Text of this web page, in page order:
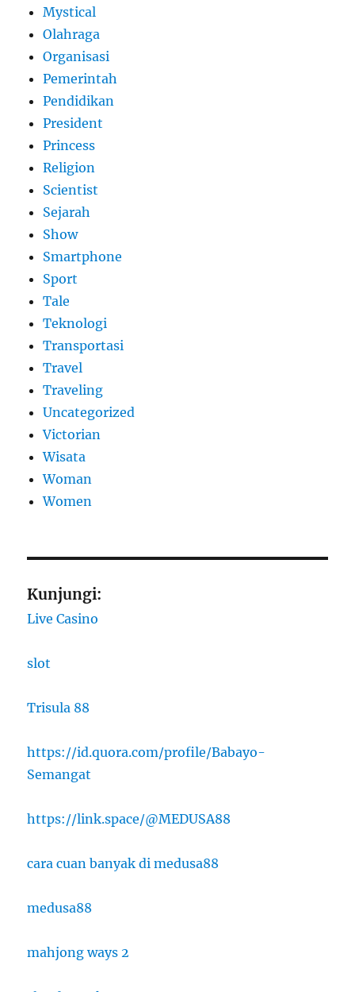
Mystical
Olahraga
Organisasi
Pemerintah
Pendidikan
President
Princess
Religion
Scientist
Sejarah
Show
Smartphone
Sport
Tale
Teknologi
Transportasi
Travel
Traveling
Uncategorized
Victorian
Wisata
Woman
Women
Kunjungi:
Live Casino
slot
Trisula 88
https://id.quora.com/profile/Babayo-
Semangat
https://link.space/@MEDUSA88
cara cuan banyak di medusa88
medusa88
mahjong ways 2